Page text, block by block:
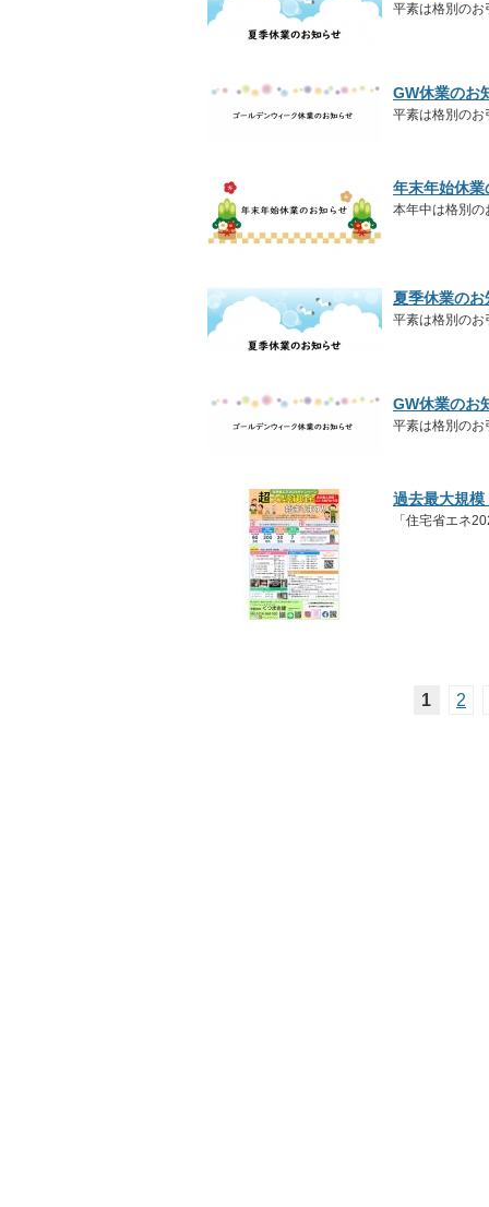
平素は格別のお
GW休業のお
平素は格別のお
年末年始休業
本年中は格別の
夏季休業のお
平素は格別のお
GW休業のお
平素は格別のお
過去最大規
「住宅省エネ
1 2